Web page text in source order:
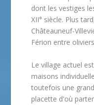
dont les vestiges
XII° siècle. Plus
Châteauneuf-
Férion entre
Le village actuel
maisons
toutefois une
placette d'où